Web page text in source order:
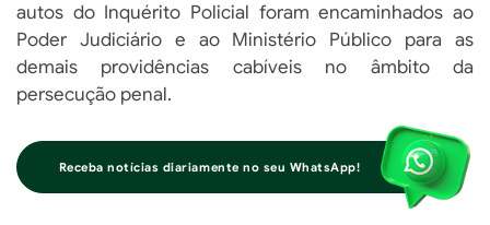
autos do Inquérito Policial foram encaminhados ao
Poder Judiciário e ao Ministério Público para as
demais providências cabíveis no âmbito da
persecução penal.
Receba notícias diariamente no seu WhatsApp!